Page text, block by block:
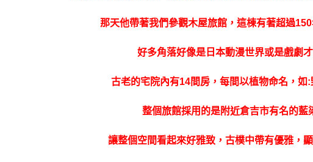
那天他帶著我們參觀木屋旅館，這棟有著超過
好多角落好像是日本動漫世界或是戲劇
古老的宅院內有14間房，每間以植物命名，
整個旅館採用的是附近倉吉市有名的藍
讓整個空間看起來好雅致，古樸中帶有優雅，